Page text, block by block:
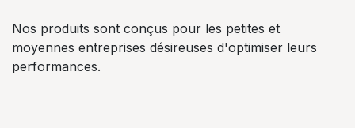
Nos produits sont conçus pour les petites et
moyennes entreprises désireuses d'optimiser leurs
performances.